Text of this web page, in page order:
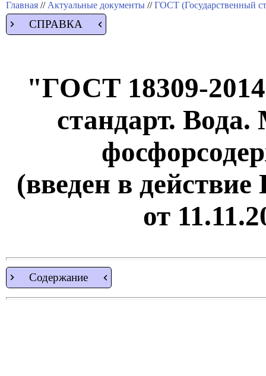
Главная // Актуальные документы //ГОСТ (Государственный
СПРАВКА
"ГОСТ 18309-
стандарт.
(введен в
от
Содержание